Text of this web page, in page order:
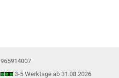
965914007
3-5 Werktage ab 31.08.2026